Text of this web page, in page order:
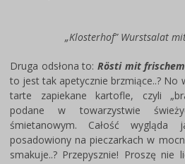
„Klosterhof” Wurstsalat
Druga odsłona to:Rösti mit
to jest tak apetycznie brzmiące..? No
tarte zapiekane kartofle, czyli
podane w towarzystwie
śmietanowym. Całość wygląda
posadowiony na pieczarkach w
smakuje..? Przepysznie! Proszę nie